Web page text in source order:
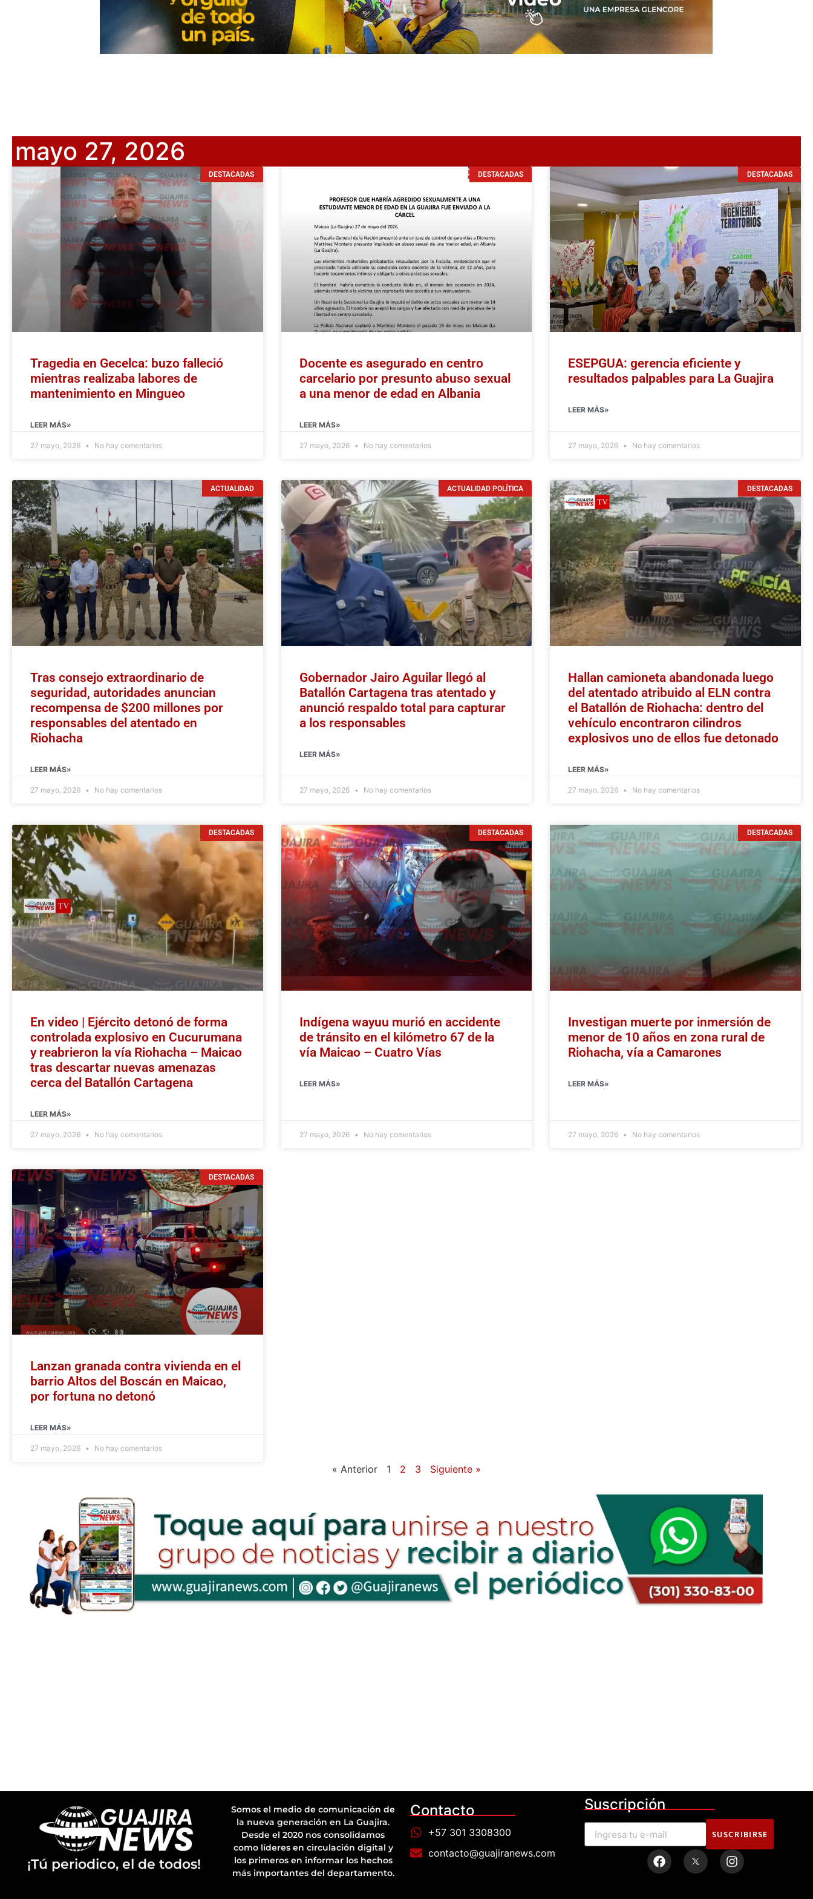
mayo 27, 2026
DESTACADAS
Tragedia en Gecelca: buzo falleció
mientras realizaba labores de
mantenimiento en Mingueo
LEER MÁS»
27 mayo, 2026 No hay comentarios
DESTACADAS
Docente es asegurado en centro
carcelario por presunto abuso sexual
a una menor de edad en Albania
LEER MÁS»
27 mayo, 2026 No hay comentarios
DESTACADAS
ESEPGUA: gerencia eficiente y
resultados palpables para La Guajira
LEER MÁS»
27 mayo, 2026 No hay comentarios
ACTUALIDAD
Tras consejo extraordinario de
seguridad, autoridades anuncian
recompensa de $200 millones por
responsables del atentado en
Riohacha
LEER MÁS»
27 mayo, 2026 No hay comentarios
ACTUALIDAD POLÍTICA
Gobernador Jairo Aguilar llegó al
Batallón Cartagena tras atentado y
anunció respaldo total para capturar
a los responsables
LEER MÁS»
27 mayo, 2026 No hay comentarios
DESTACADAS
Hallan camioneta abandonada luego
del atentado atribuido al ELN contra
el Batallón de Riohacha: dentro del
vehículo encontraron cilindros
explosivos uno de ellos fue detonado
LEER MÁS»
27 mayo, 2026 No hay comentarios
DESTACADAS
En video | Ejército detonó de forma
controlada explosivo en Cucurumana
y reabrieron la vía Riohacha – Maicao
tras descartar nuevas amenazas
cerca del Batallón Cartagena
LEER MÁS»
27 mayo, 2026 No hay comentarios
DESTACADAS
Indígena wayuu murió en accidente
de tránsito en el kilómetro 67 de la
vía Maicao – Cuatro Vías
LEER MÁS»
27 mayo, 2026 No hay comentarios
DESTACADAS
Investigan muerte por inmersión de
menor de 10 años en zona rural de
Riohacha, vía a Camarones
LEER MÁS»
27 mayo, 2026 No hay comentarios
DESTACADAS
Lanzan granada contra vivienda en el
barrio Altos del Boscán en Maicao,
por fortuna no detonó
LEER MÁS»
27 mayo, 2026 No hay comentarios
« Anterior 1 2 3 Siguiente »
¡Tú periodico, el de todos!
Somos el medio de comunicación de
la nueva generación en La Guajira.
Desde el 2020 nos consolidamos
como líderes en circulación digital y
los primeros en informar los hechos
más importantes del departamento.
Contacto
+57 301 3308300
contacto@guajiranews.com
Suscripción
SUSCRIBIRSE